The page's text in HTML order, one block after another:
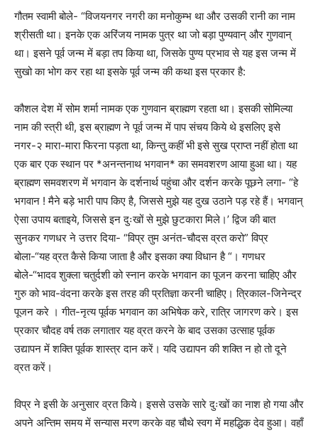
गौतम स्वामी बोले- “विजयनगर नगरी का मनोकुम्भ था और उसकी रानी का नाम
श्रीसती था। इनके एक अरिंजय नामक पुत्र था जो बड़ा पुण्यवान् और गुणवान्
था। इसने पूर्व जन्म में बड़ा तप किया था, जिसके पुण्य प्रभाव से यह इस जन्म में
सुखो का भोग कर रहा था इसके पूर्व जन्म की कथा इस प्रकार है:
कौशल देश में सोम शर्मा नामक एक गुणवान ब्राह्मण रहता था। इसकी सोमिल्या
नाम की स्त्री थी, इस ब्राह्मण ने पूर्व जन्म में पाप संचय किये थे इसलिए इसे
नगर-२ मारा-मारा फिरना पड़ता था, किन्तु कहीं भी इसे सुख प्राप्त नहीं होता था
एक बार एक स्थान पर *अनन्तनाथ भगवान* का समवशरण आया हुआ था। यह
ब्राह्मण समवशरण में भगवान के दर्शनार्थ पहुंचा और दर्शन करके पूछने लगा- “हे
भगवान ! मैने बड़े भारी पाप किए है, जिससे मुझे यह दुख उठाने पड़ रहे हैं। भगवान्
ऐसा उपाय बताइये, जिससे इन दुःखों से मुझे छुटकारा मिले।’ द्विज की बात
सुनकर गणधर ने उत्तर दिया- “विप्र तुम अनंत-चौदस व्रत करो” विप्र
बोला-“यह व्रत कैसे किया जाता है और इसका क्या विधान है “। गणधर
बोले-“भादव शुक्ला चतुर्दशी को स्नान करके भगवान का पूजन करना चाहिए और
गुरु को भाव-वंदना करके इस तरह की प्रतिज्ञा करनी चाहिए। त्रिकाल-जिनेन्द्र
पूजन करे । गीत-नृत्य पूर्वक भगवान का अभिषेक करे, रात्रि जागरण करे। इस
प्रकार चौदह वर्ष तक लगातार यह व्रत करने के बाद उसका उत्साह पूर्वक
उद्यापन में शक्ति पूर्वक शास्त्र दान करें। यदि उद्यापन की शक्ति न हो तो दूने
व्रत करें।
विप्र ने इसी के अनुसार व्रत किये। इससे उसके सारे दुःखों का नाश हो गया और
अपने अन्तिम समय में सन्यास मरण करके वह चौथे स्वग में महद्धिक देव हुआ। वहाँ